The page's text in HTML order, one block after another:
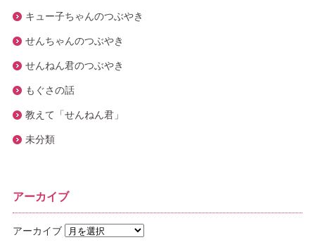
キュー子ちゃんのつぶやき
せんちゃんのつぶやき
せんねん君のつぶやき
もぐさの話
教えて「せんねん君」
未分類
アーカイブ
アーカイブ